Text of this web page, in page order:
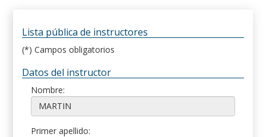
Lista pública de instructores
(*) Campos obligatorios
Datos del instructor
Nombre:
Primer apellido: